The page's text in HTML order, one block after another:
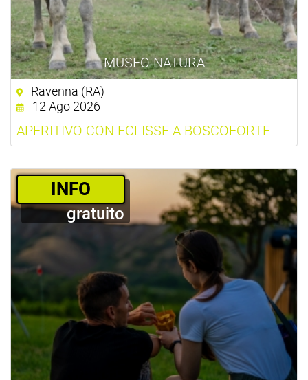
MUSEO NATURA
Ravenna (RA)
12 Ago 2026
APERITIVO CON ECLISSE A BOSCOFORTE
­INFO
gratuito